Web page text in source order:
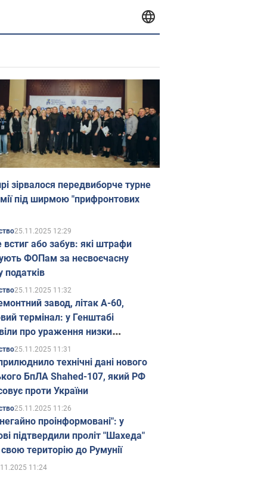
зірвалося передвиборче турне
під ширмою "прифронтових
25.11.2025 12:29
встиг або забув: які штрафи
ФОПам за несвоєчасну
податків
25.11.2025 11:32
завод, літак А-60,
термінал: у Генштабі
про ураження низки
об'єктів Росії
25.11.2025 11:31
технічні дані нового
БпЛА Shahed-107, який РФ
проти України
25.11.2025 11:26
проінформовані": у
підтвердили проліт "Шахеда"
територію до Румунії
11:24